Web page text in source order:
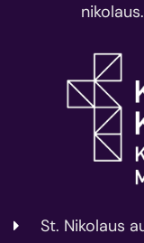
St. Nikolaus